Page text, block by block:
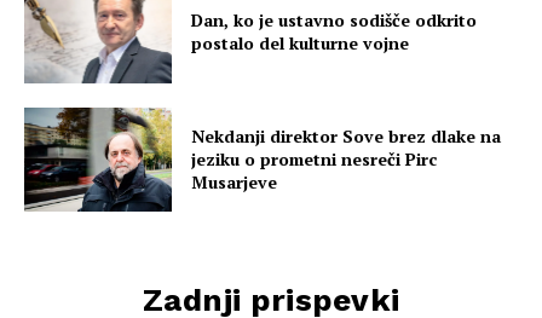
Dan, ko je ustavno sodišče odkrito
postalo del kulturne vojne
Nekdanji direktor Sove brez dlake na
jeziku o prometni nesreči Pirc
Musarjeve
Zadnji prispevki